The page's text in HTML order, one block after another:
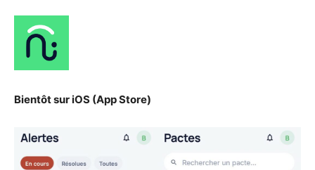
Bientôt sur iOS (App Store)